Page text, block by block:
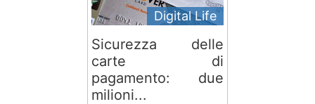
Digital Life
Sicurezza delle
carte di
pagamento: due
milioni...